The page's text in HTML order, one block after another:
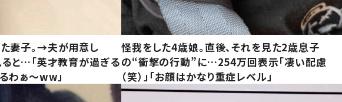
妻子。→夫が用意し
と…「英才教育が過ぎる
わぁ～ww」
怪我をした4歳娘。直後、それを見た2歳息子
の“衝撃の行動”に…254万回表示「凄い配慮
（笑）」「お顔はかなり重症レベル」